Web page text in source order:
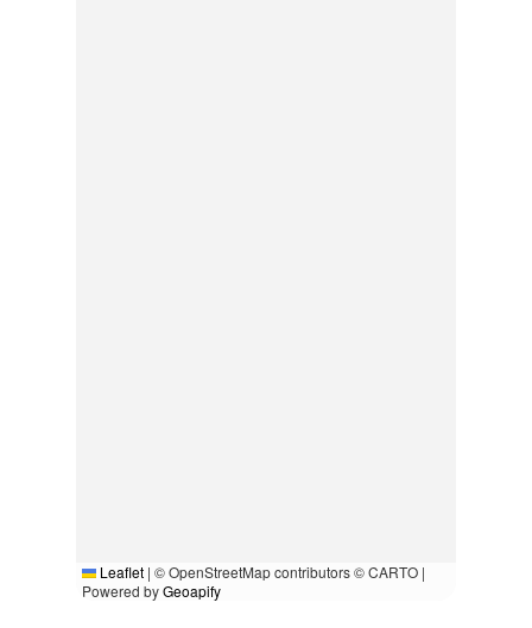
Leaflet | © OpenStreetMap contributors © CARTO |
Powered byGeoapify